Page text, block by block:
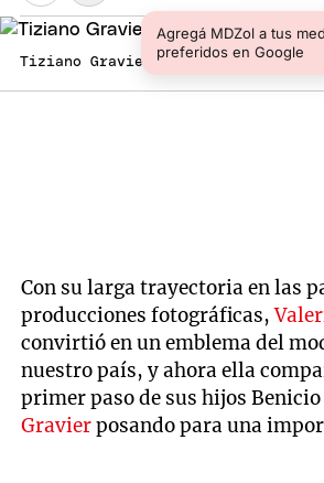
Agregá MDZol a tus
preferidos en Google
Tiziano Gravier y Valeria Mazza
Con su larga trayectoria en las
producciones fotográficas,
convirtió en un emblema del
nuestro país, y ahora ella
primer paso de sus hijos
Gravierposando para una